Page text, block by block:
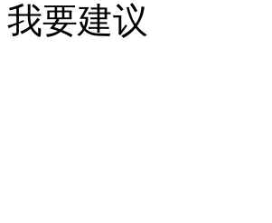
我要建议